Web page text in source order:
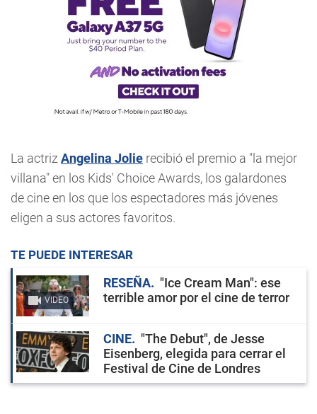
La actriz Angelina Jolie recibió el premio a "la mejor
villana" en los Kids' Choice Awards, los galardones
de cine en los que los espectadores más jóvenes
eligen a sus actores favoritos.
TE PUEDE INTERESAR
VIDEO
RESEÑA
"Ice Cream Man": ese
terrible amor por el cine de terror
CINE
"The Debut", de Jesse
Eisenberg, elegida para cerrar el
Festival de Cine de Londres